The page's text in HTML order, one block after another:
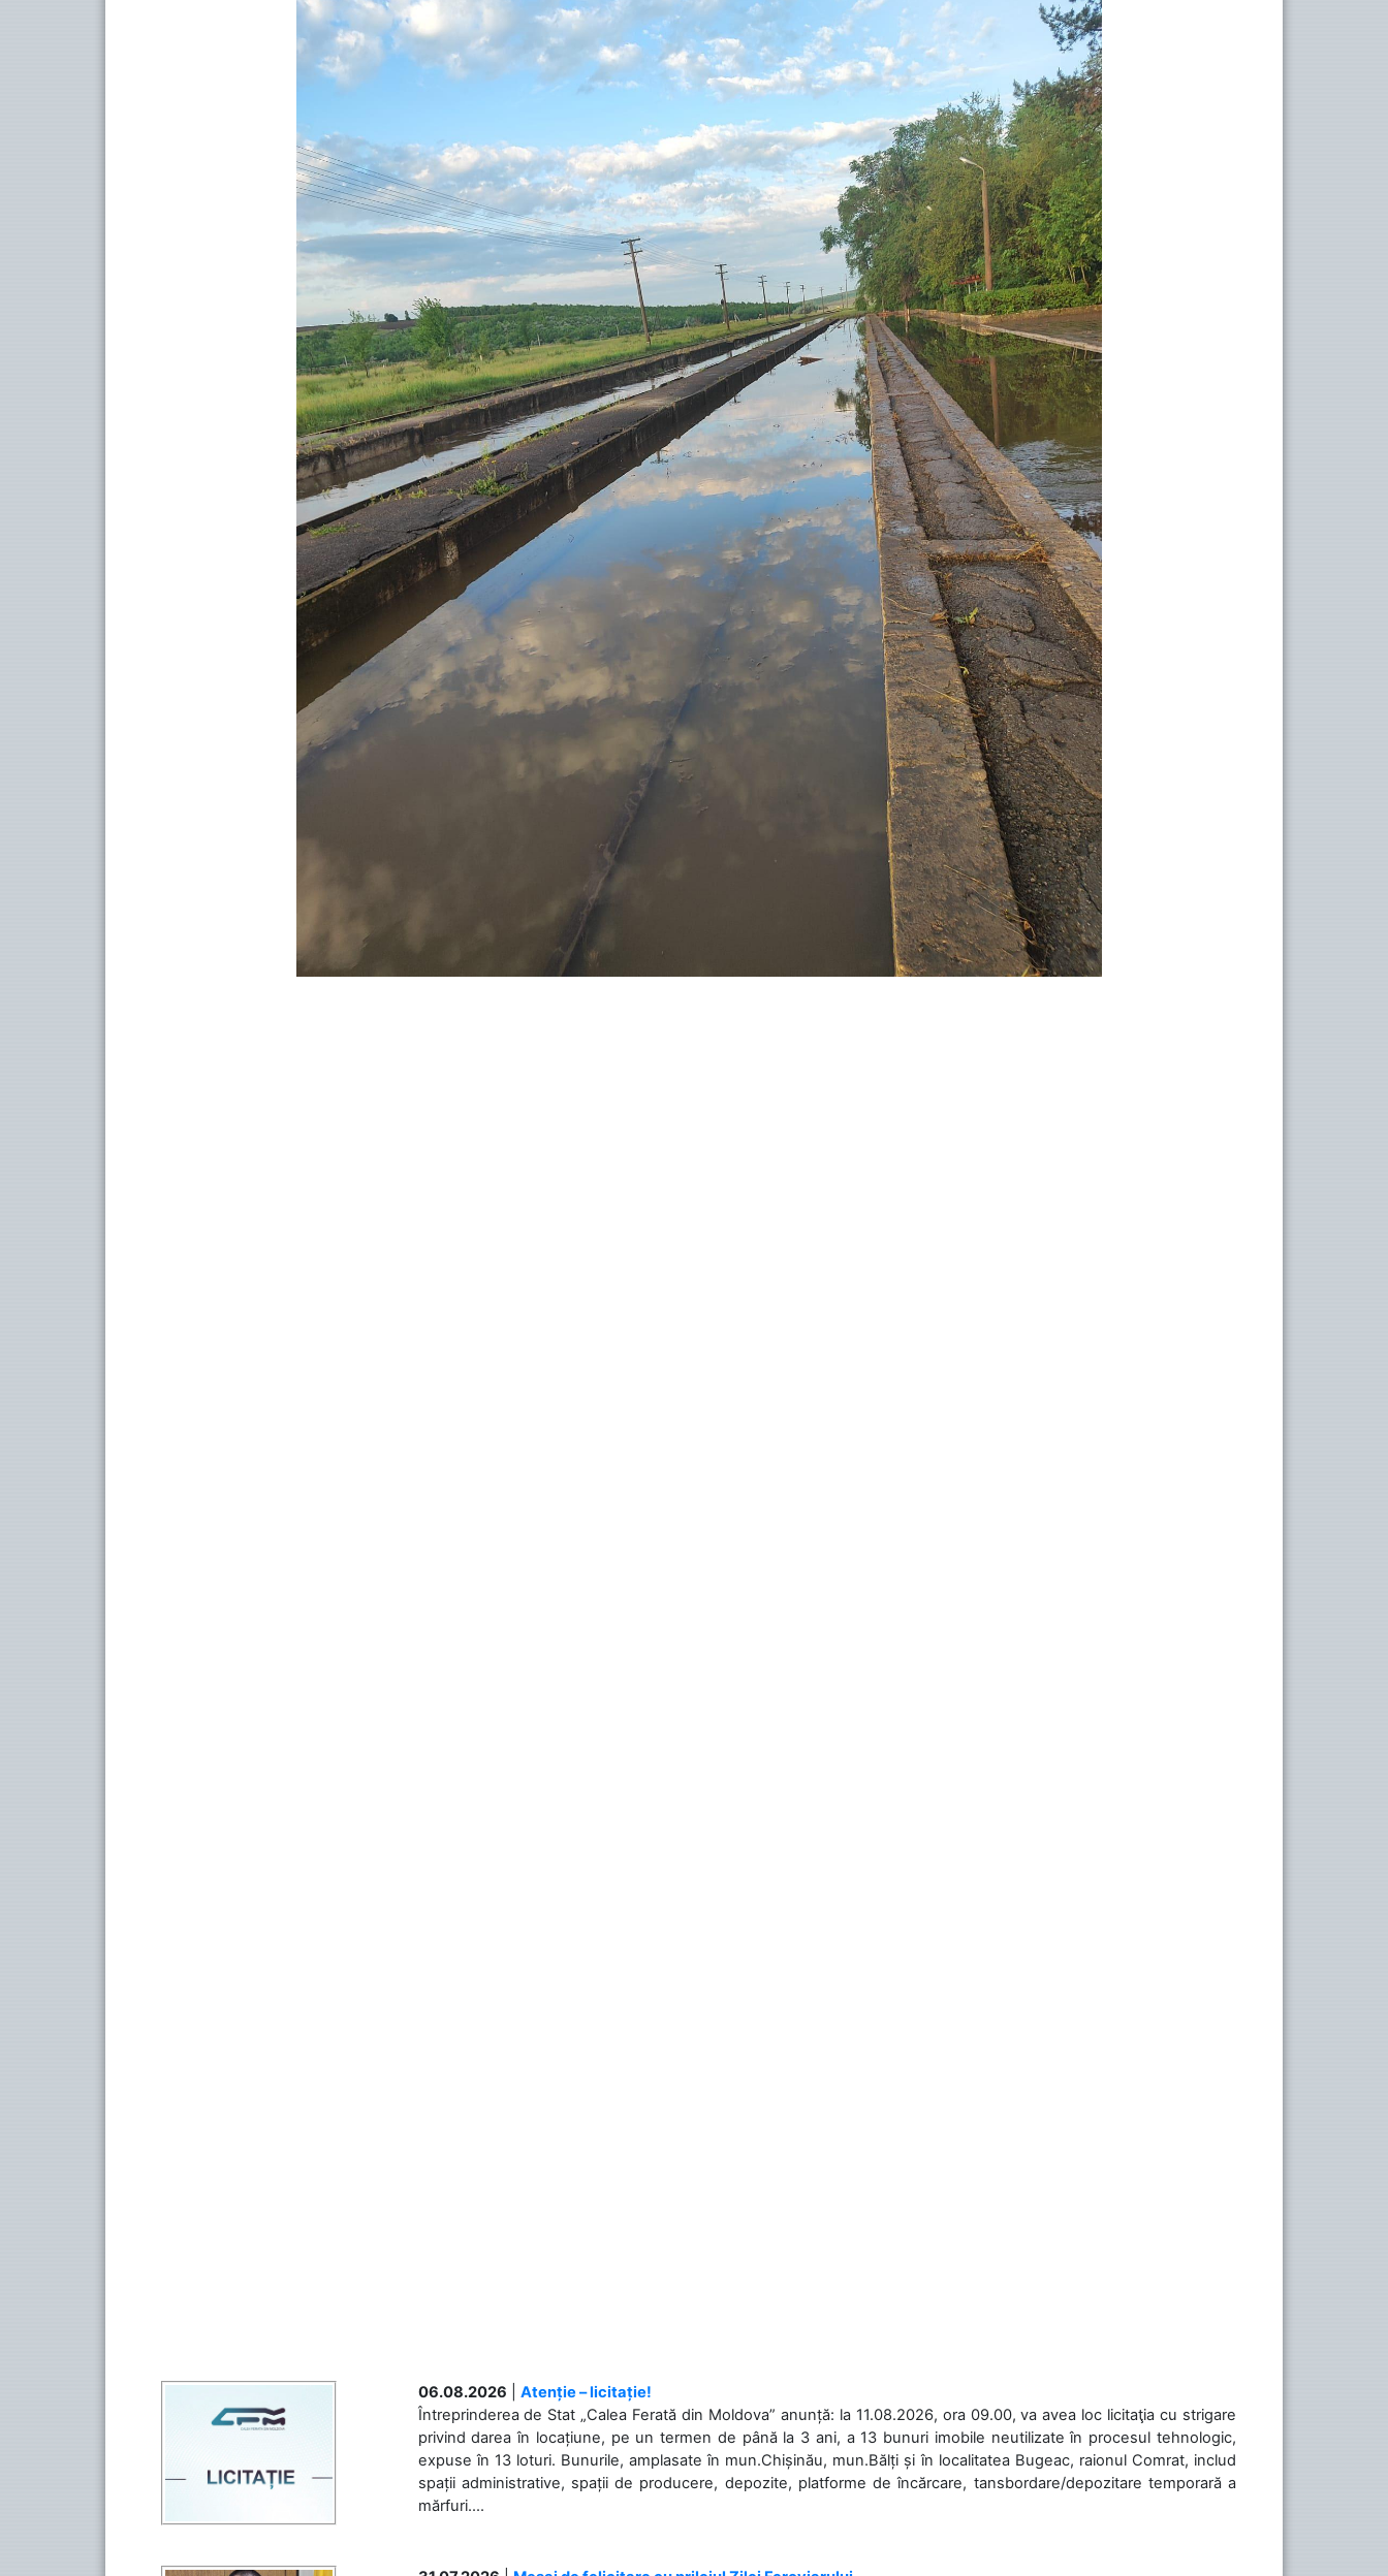
06.08.2026
Atenție – licitație!
Întreprinderea de Stat „Calea Ferată din Moldova” anunță: la 11.08.2026, ora 09.00, va avea loc licitaţia cu strigare
privind darea în locațiune, pe un termen de până la 3 ani, a 13 bunuri imobile neutilizate în procesul tehnologic,
expuse în 13 loturi. Bunurile, amplasate în mun.Chișinău, mun.Bălți și în localitatea Bugeac, raionul Comrat, includ
spații administrative, spații de producere, depozite, platforme de încărcare, tansbordare/depozitare temporară a
mărfuri....